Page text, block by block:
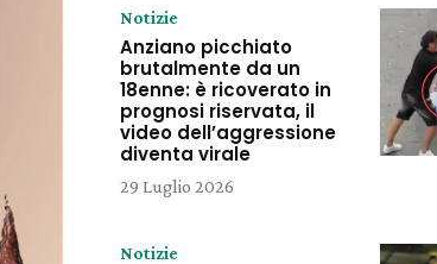
Notizie
Anziano picchiato
brutalmente da un
18enne: è ricoverato in
prognosi riservata, il
video dell’aggressione
diventa virale
29 Luglio 2026
Notizie